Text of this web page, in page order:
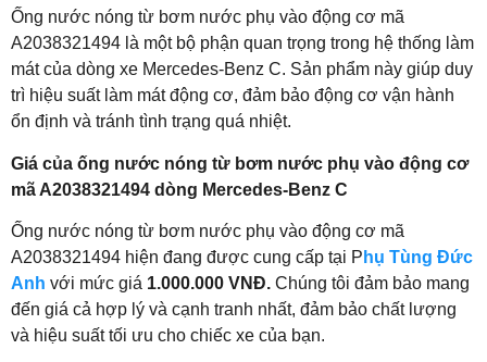
Ống nước nóng từ bơm nước phụ vào động cơ mã
A2038321494 là một bộ phận quan trọng trong hệ thống làm
mát của dòng xe Mercedes-Benz C. Sản phẩm này giúp duy
trì hiệu suất làm mát động cơ, đảm bảo động cơ vận hành
ổn định và tránh tình trạng quá nhiệt.
Giá của ống nước nóng từ bơm nước phụ vào động cơ
mã A2038321494 dòng Mercedes-Benz C
Ống nước nóng từ bơm nước phụ vào động cơ mã
A2038321494 hiện đang được cung cấp tại P hụ Tùng Đức
Anh với mức giá 1.000.000 VNĐ. Chúng tôi đảm bảo mang
đến giá cả hợp lý và cạnh tranh nhất, đảm bảo chất lượng
và hiệu suất tối ưu cho chiếc xe của bạn.